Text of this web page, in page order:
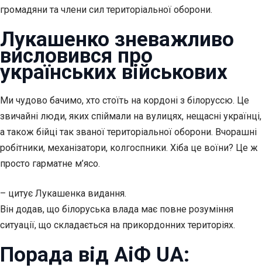
громадяни та члени сил територіальної оборони.
Лукашенко зневажливо
висловився про
українських військових
Ми чудово бачимо, хто стоїть на кордоні з білоруссю. Це
звичайні люди, яких спіймали на вулицях, нещасні українці,
а також бійці так званої територіальної оборони. Вчорашні
робітники, механізатори, колгоспники. Хіба це воїни? Це ж
просто гарматне м’ясо.
– цитує Лукашенка видання.
Він додав, що білоруська влада має повне розуміння
ситуації, що складається на прикордонних територіях.
Порада від АіФ UA: